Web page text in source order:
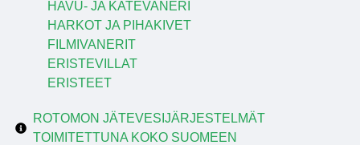
HAVU- JA KATEVANERI
HARKOT JA PIHAKIVET
FILMIVANERIT
ERISTEVILLAT
ERISTEET
ROTOMON JÄTEVESIJÄRJESTELMÄT
TOIMITETTUNA KOKO SUOMEEN